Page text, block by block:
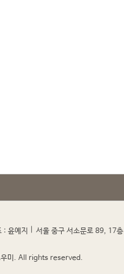
: 윤예지 서울 중구 서소문로 89, 17층
우미. All rights reserved.